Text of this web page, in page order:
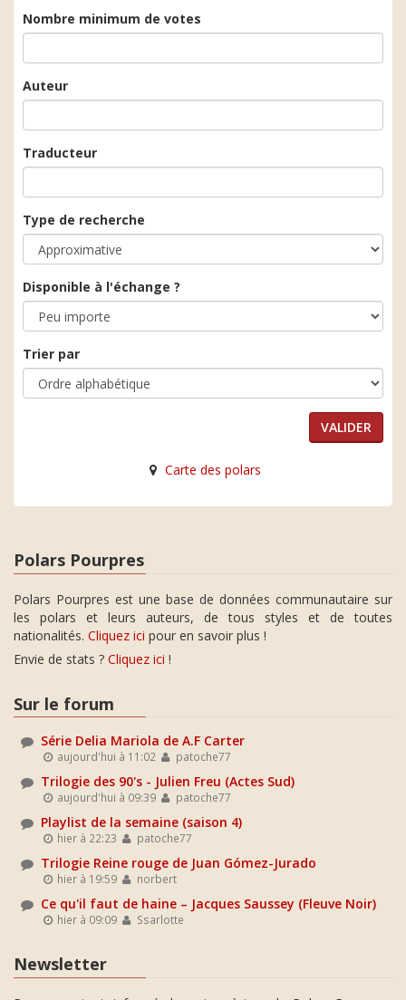
Nombre minimum de votes
Auteur
Traducteur
Type de recherche
Disponible à l'échange ?
Trier par
Carte des polars
Polars Pourpres
Polars Pourpres est une base de données communautaire sur
les polars et leurs auteurs, de tous styles et de toutes
nationalités. Cliquez ici pour en savoir plus !
Envie de stats ? Cliquez ici !
Sur le forum
Série Delia Mariola de A.F Carter
aujourd'hui à 11:02 patoche77
Trilogie des 90's - Julien Freu (Actes Sud)
aujourd'hui à 09:39 patoche77
Playlist de la semaine (saison 4)
hier à 22:23 patoche77
Trilogie Reine rouge de Juan Gómez-Jurado
hier à 19:59 norbert
Ce qu'il faut de haine – Jacques Saussey (Fleuve Noir)
hier à 09:09 Ssarlotte
Newsletter